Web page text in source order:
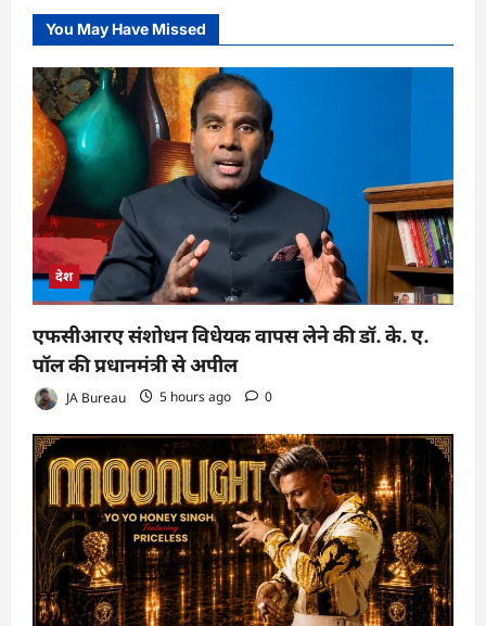
You May Have Missed
देश
एफसीआरए संशोधन विधेयक वापस लेने की डॉ. के. ए.
पॉल की प्रधानमंत्री से अपील
JA Bureau 5 hours ago 0